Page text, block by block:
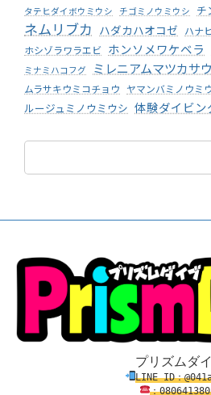
タテヒダイボウミウシ チゴミノウミウシ チ
ネムリブカ ハダカハオコゼ ハナ
ホシゾラワラエビ ホンソメワケベラ
ミナミハコフグ ミレニアムマツカサ
ムラサキウミコチョウ ヤマンバミノウミ
ルージュミノウミウシ 体験ダイビン
プリズムダ
LINE ID：
：08064138